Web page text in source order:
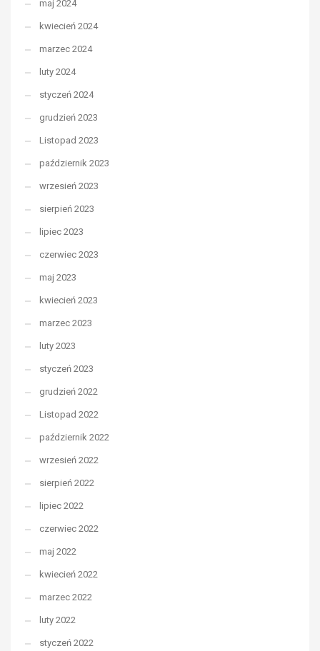
maj 2024
kwiecień 2024
marzec 2024
luty 2024
styczeń 2024
grudzień 2023
Listopad 2023
październik 2023
wrzesień 2023
sierpień 2023
lipiec 2023
czerwiec 2023
maj 2023
kwiecień 2023
marzec 2023
luty 2023
styczeń 2023
grudzień 2022
Listopad 2022
październik 2022
wrzesień 2022
sierpień 2022
lipiec 2022
czerwiec 2022
maj 2022
kwiecień 2022
marzec 2022
luty 2022
styczeń 2022